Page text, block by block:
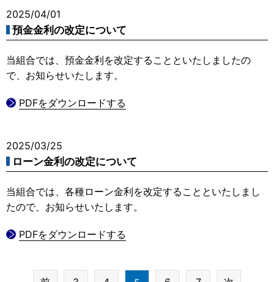
2025/04/01
預金金利の改定について
当組合では、預金金利を改定することといたしましたの
で、お知らせいたします。
PDFをダウンロードする
2025/03/25
ローン金利の改定について
当組合では、各種ローン金利を改定することといたしまし
たので、お知らせいたします。
PDFをダウンロードする